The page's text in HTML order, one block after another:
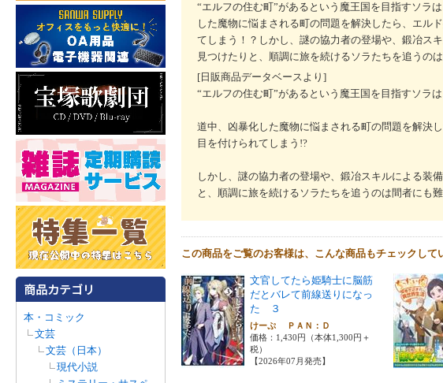
本・コミック
文芸
文芸（日本）
現代小説
“エルフの住む町”があるという魔王国を目指すソラ
した魔物に悩まされる町の問題を解決したら、エル
てしまう！？しかし、謎の協力者の登場や、鍛冶ス
見つけたりと、順調に旅を続けるソラたちを追うの
[日販商品データベースより]
“エルフの住む町”があるという魔王国を目指すソラ
道中、凶暴化した魔物に悩まされる町の問題を解決
目を付けられてしまう!?
しかし、謎の協力者の登場や、鍛冶スキルによる装
と、順調に旅を続けるソラたちを追うのは間者にも
この商品をご覧のお客様は、こんな商品もチェックして
文官してたら姫騎士に脳筋
だとバレて前線送りになっ
た ３
けーぷ ＰＡＮ：Ｄ
価格：1,430円（本体1,300円＋
税）
【2026年07月発売】